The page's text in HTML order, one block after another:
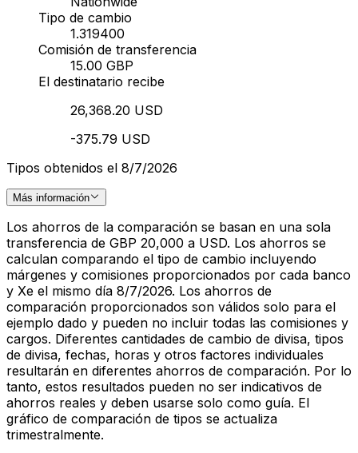
Tipo de cambio
1.319400
Comisión de transferencia
15.00 GBP
El destinatario recibe
26,368.20 USD
-375.79 USD
Tipos obtenidos el 8/7/2026
Más información
Los ahorros de la comparación se basan en una sola
transferencia de GBP 20,000 a USD. Los ahorros se
calculan comparando el tipo de cambio incluyendo
márgenes y comisiones proporcionados por cada banco
y Xe el mismo día 8/7/2026. Los ahorros de
comparación proporcionados son válidos solo para el
ejemplo dado y pueden no incluir todas las comisiones y
cargos. Diferentes cantidades de cambio de divisa, tipos
de divisa, fechas, horas y otros factores individuales
resultarán en diferentes ahorros de comparación. Por lo
tanto, estos resultados pueden no ser indicativos de
ahorros reales y deben usarse solo como guía. El
gráfico de comparación de tipos se actualiza
trimestralmente.